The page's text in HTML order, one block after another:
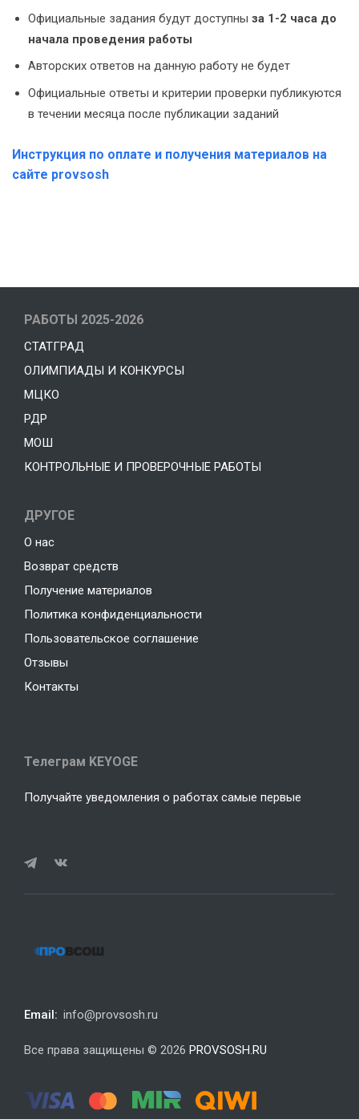
Официальные задания будут доступны за 1-2 часа до
начала проведения работы
Авторских ответов на данную работу не будет
Официальные ответы и критерии проверки публикуются
в течении месяца после публикации заданий
Инструкция по оплате и получения материалов на
сайте provsosh
РАБОТЫ 2025-2026
СТАТГРАД
ОЛИМПИАДЫ И КОНКУРСЫ
МЦКО
РДР
МОШ
КОНТРОЛЬНЫЕ И ПРОВЕРОЧНЫЕ РАБОТЫ
ДРУГОЕ
О нас
Возврат средств
Получение материалов
Политика конфиденциальности
Пользовательское соглашение
Отзывы
Контакты
Телеграм KEYOGE
Получайте уведомления о работах самые первые
Email: info@provsosh.ru
Все права защищены © 2026 PROVSOSH.RU